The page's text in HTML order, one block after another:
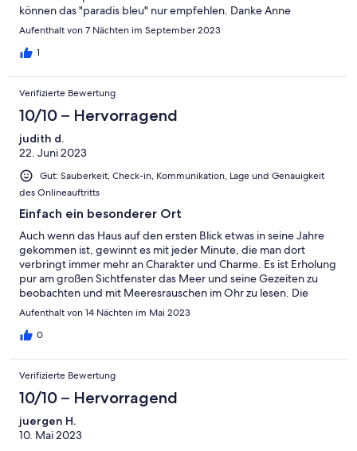
können das "paradis bleu" nur empfehlen. Danke Anne
Aufenthalt von 7 Nächten im September 2023
1
Verifizierte Bewertung
10/10 – Hervorragend
judith d.
22. Juni 2023
Gut: Sauberkeit, Check-in, Kommunikation, Lage und Genauigkeit
des Onlineauftritts
Einfach ein besonderer Ort
Auch wenn das Haus auf den ersten Blick etwas in seine Jahre
gekommen ist, gewinnt es mit jeder Minute, die man dort
verbringt immer mehr an Charakter und Charme. Es ist Erholung
pur am großen Sichtfenster das Meer und seine Gezeiten zu
beobachten und mit Meeresrauschen im Ohr zu lesen. Die
Strände dort sind einsam und wunderschön auch mit Hund.
bemühte Gastgeberin Anne. Wir alle wollten nach 2 Wochen
Aufenthalt von 14 Nächten im Mai 2023
0
Verifizierte Bewertung
10/10 – Hervorragend
juergen H.
10. Mai 2023